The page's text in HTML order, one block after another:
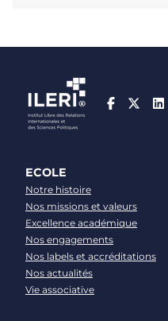
ECOLE
Notre histoire
Nos missions et valeurs
Excellence académique
Nos engagements
Nos labels et accréditations
Nos actualités
Vie associative